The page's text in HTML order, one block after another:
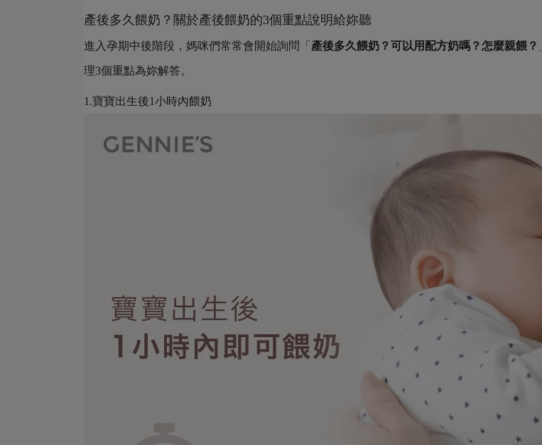
產後多久餵奶？關於產後餵奶的3個重點說明給妳聽
進入孕期中後階段，媽咪們常常會開始詢問「 產後多久餵奶？可以用配方奶嗎？怎麼親餵？
理3個重點為妳解答。
1.寶寶出生後1小時內餵奶